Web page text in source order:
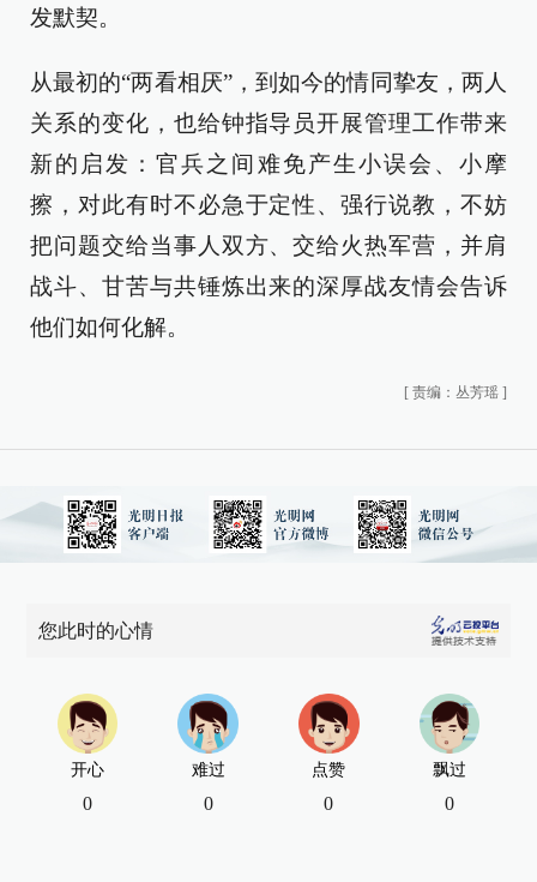
发默契。
从最初的“两看相厌”，到如今的情同挚友，两人
关系的变化，也给钟指导员开展管理工作带来
新的启发：官兵之间难免产生小误会、小摩
擦，对此有时不必急于定性、强行说教，不妨
把问题交给当事人双方、交给火热军营，并肩
战斗、甘苦与共锤炼出来的深厚战友情会告诉
他们如何化解。
[ 责编：丛芳瑶 ]
您此时的心情
开心
0
难过
0
点赞
0
飘过
0